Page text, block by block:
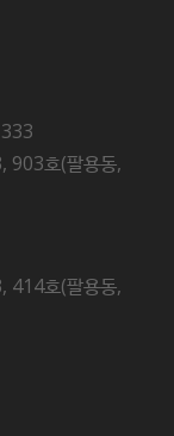
903호(팔용동,
414호(팔용동,